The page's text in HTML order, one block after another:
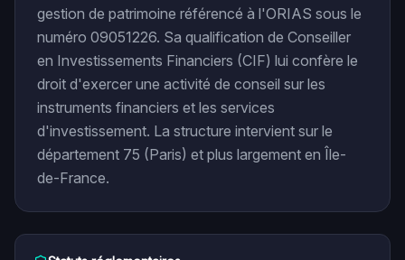
gestion de patrimoine référencé à l'ORIAS sous le
numéro 09051226. Sa qualification de Conseiller
en Investissements Financiers (CIF) lui confère le
droit d'exercer une activité de conseil sur les
instruments financiers et les services
d'investissement. La structure intervient sur le
département 75 (Paris) et plus largement en Île-
de-France.